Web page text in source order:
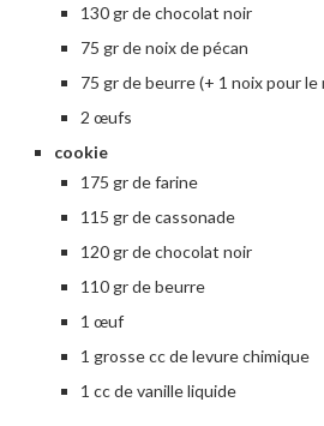
130 gr de chocolat noir
75 gr de noix de pécan
75 gr de beurre (+ 1 noix pour le
2 œufs
cookie
175 gr de farine
115 gr de cassonade
120 gr de chocolat noir
110 gr de beurre
1 œuf
1 grosse cc de levure chimique
1 cc de vanille liquide